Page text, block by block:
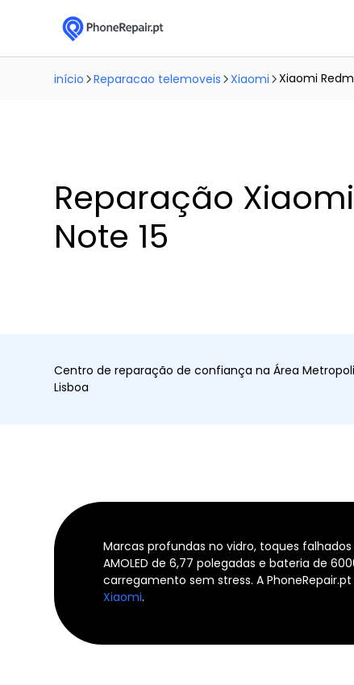
início Reparacao telemoveis Xiaomi Xiaomi
Reparação
Note 15
Centro de reparação de confiança na Área
Lisboa
Marcas profundas no vidro, toques
AMOLED de 6,77 polegadas e bateria de
carregamento sem stress. A
Xiaomi.